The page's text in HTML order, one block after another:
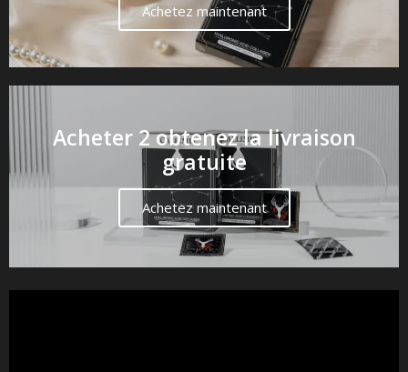
Achetez maintenant
Acheter 2 obtenez la livraison
gratuite
Achetez maintenant